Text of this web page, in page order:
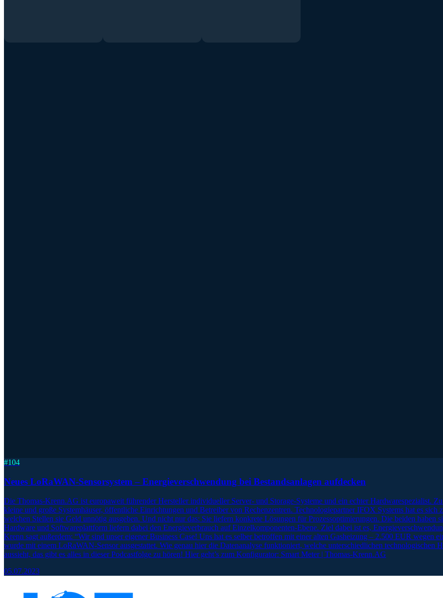
#104
Neues LoRaWAN-Sensorsystem – Energieverschwendung bei Bestandsanlagen aufdecken
Die Thomas-Krenn.AG ist europaweit führender Hersteller individueller Server- und Storage-Systeme und ein echter Hardwarespezialist.
kleine und große Systemhäuser, öffentliche Einrichtungen und Betreiber von Rechenzentren. Technologiepartner IFOX Systems hat es
welchen Stellen sie Geld unnötig ausgeben. Und nicht nur das: Sie liefern konkrete Lösungen für Prozessoptimierungen. Die beiden haben
Hardware und Softwareplattform liefern dabei den Energieverbrauch auf Einzelkomponenten-Ebene. Ziel dabei ist es,
Krenn sagt außerdem: “Wir sind unser eigener Business Case! Uns hat es selber betroffen mit einer alten Gasheizung – 2.500 EUR wegen
wurde mit einem LoRaWAN-Sensor ausgestattet. Wie genau hier die Datenanalyse funktioniert, welche unterschiedlichen technologischen
aussieht, das gibt es alles in dieser Podcastfolge zu hören! Hier geht’s zum Konfigurator: Smart Meter | Thomas-Krenn.AG
05.07.2023